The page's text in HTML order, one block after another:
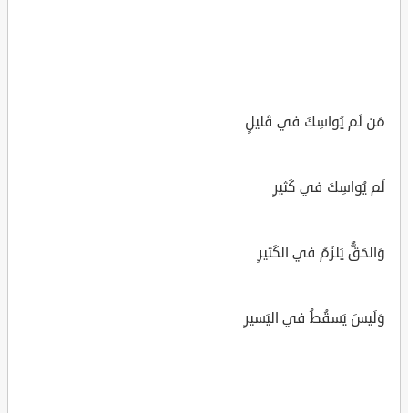
مَن لَم يُواسِكَ في قَليلٍ
لَم يُواسِكَ في كَثيرِ
وَالحَقُّ يَلزَمُ في الكَثيرِ
وَلَيسَ يَسقُطُ في اليَسيرِ